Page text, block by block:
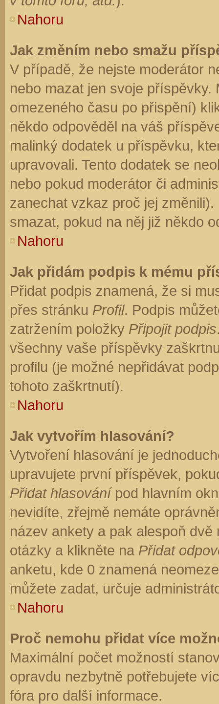
Nahoru
Jak změním nebo smažu
V případě, že nejste moderátor
nebo mazat jen svoje
omezeného času po přispění)
někdo odpověděl na váš
malinký dodatek u příspěvku,
upravovali. Tento dodatek se
nebo pokud moderátor či
zanechat vzkaz proč jej
smazat, pokud na něj již někdo
Nahoru
Jak přidám podpis k mému
Přidat podpis znamená, že si
přes stránku Profil. Podpis
zatržením položky Připojit podpis
všechny vaše příspěvky
profilu (je možné nepřidávat
tohoto zaškrtnutí).
Nahoru
Jak vytvořím hlasování?
Vytvoření hlasování je
upravujete první příspěvek,
Přidat hlasovánípod hlavním
nevidíte, zřejmě nemáte
název ankety a pak alespoň
otázky a klikněte na Přidat
anketu, kde 0 znamená
můžete zadat, určuje
Nahoru
Proč nemohu přidat více
Maximální počet možností
opravdu nezbytně potřebujete
fóra pro další informace.